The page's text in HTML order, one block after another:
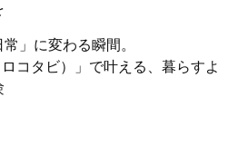
常」に変わる瞬間。
ロコタビ）」で叶える、暮らすよ